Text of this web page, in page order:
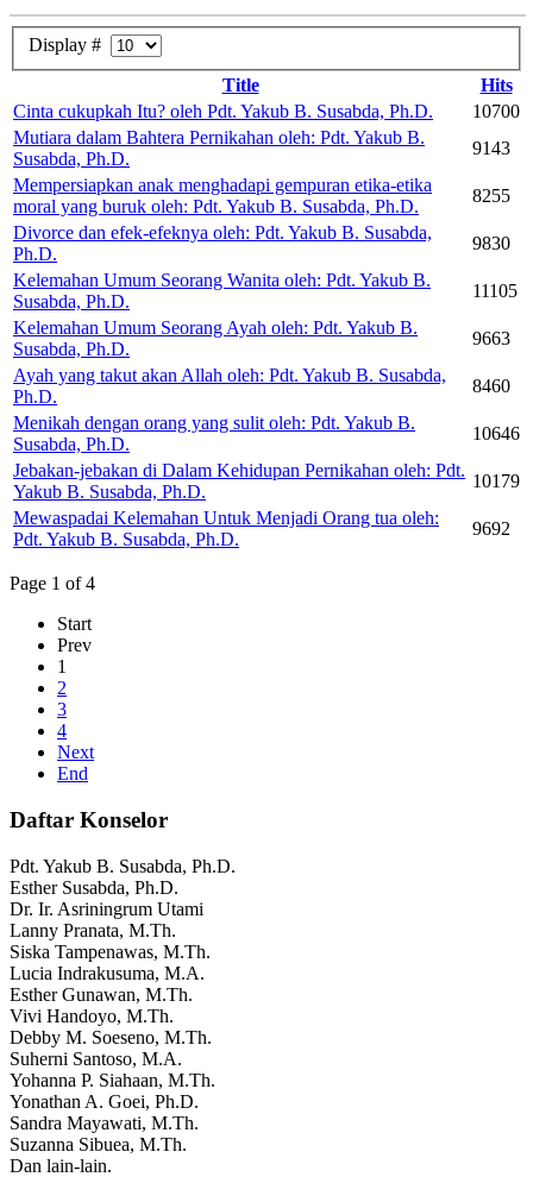
Display #
Title
Hits
Cinta cukupkah Itu? oleh Pdt. Yakub B. Susabda, Ph.D.
10700
Mutiara dalam Bahtera Pernikahan oleh: Pdt. Yakub B.
Susabda, Ph.D.
9143
Mempersiapkan anak menghadapi gempuran etika-etika
moral yang buruk oleh: Pdt. Yakub B. Susabda, Ph.D.
8255
Divorce dan efek-efeknya oleh: Pdt. Yakub B. Susabda,
Ph.D.
9830
Kelemahan Umum Seorang Wanita oleh: Pdt. Yakub B.
Susabda, Ph.D.
11105
Kelemahan Umum Seorang Ayah oleh: Pdt. Yakub B.
Susabda, Ph.D.
9663
Ayah yang takut akan Allah oleh: Pdt. Yakub B. Susabda,
Ph.D.
8460
Menikah dengan orang yang sulit oleh: Pdt. Yakub B.
Susabda, Ph.D.
10646
Jebakan-jebakan di Dalam Kehidupan Pernikahan oleh: Pdt.
Yakub B. Susabda, Ph.D.
10179
Mewaspadai Kelemahan Untuk Menjadi Orang tua oleh:
Pdt. Yakub B. Susabda, Ph.D.
9692
Page 1 of 4
Start
Prev
1
2
3
4
Next
End
Daftar Konselor
Pdt. Yakub B. Susabda, Ph.D.
Esther Susabda, Ph.D.
Dr. Ir. Asriningrum Utami
Lanny Pranata, M.Th.
Siska Tampenawas, M.Th.
Lucia Indrakusuma, M.A.
Esther Gunawan, M.Th.
Vivi Handoyo, M.Th.
Debby M. Soeseno, M.Th.
Suherni Santoso, M.A.
Yohanna P. Siahaan, M.Th.
Yonathan A. Goei, Ph.D.
Sandra Mayawati, M.Th.
Suzanna Sibuea, M.Th.
Dan lain-lain.